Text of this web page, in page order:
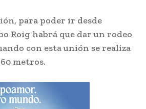
para poder ir desde
Roig habrá que dar un rodeo
con esta unión se realiza
metros.